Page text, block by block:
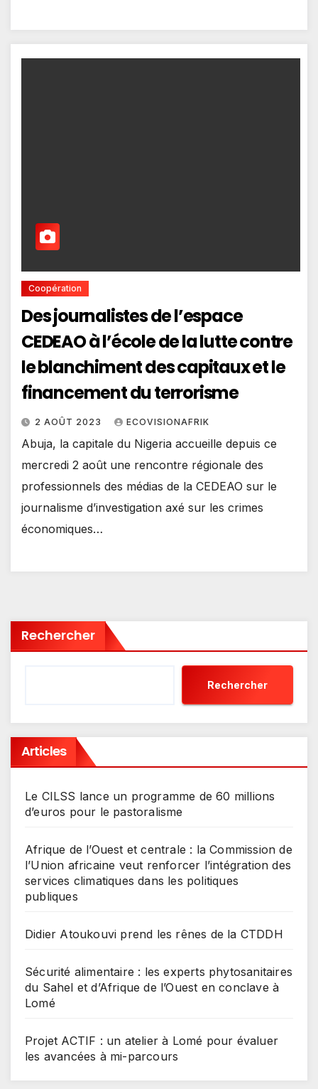
Coopération
Des journalistes de l’espace
CEDEAO à l’école de la lutte contre
le blanchiment des capitaux et le
financement du terrorisme
2 AOÛT 2023 ECOVISIONAFRIK
Abuja, la capitale du Nigeria accueille depuis ce
mercredi 2 août une rencontre régionale des
professionnels des médias de la CEDEAO sur le
journalisme d’investigation axé sur les crimes
économiques…
Rechercher
Rechercher
Articles
Le CILSS lance un programme de 60 millions
d’euros pour le pastoralisme
Afrique de l’Ouest et centrale : la Commission de
l’Union africaine veut renforcer l’intégration des
services climatiques dans les politiques
publiques
Didier Atoukouvi prend les rênes de la CTDDH
Sécurité alimentaire : les experts phytosanitaires
du Sahel et d’Afrique de l’Ouest en conclave à
Lomé
Projet ACTIF : un atelier à Lomé pour évaluer
les avancées à mi-parcours